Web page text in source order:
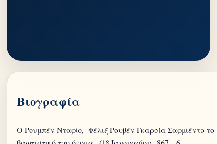
Βιογραφία
O Ρουμπέν Νταρίο, -Φέλιξ Ρουβέν Γκαρσία Σαρμιέντο το